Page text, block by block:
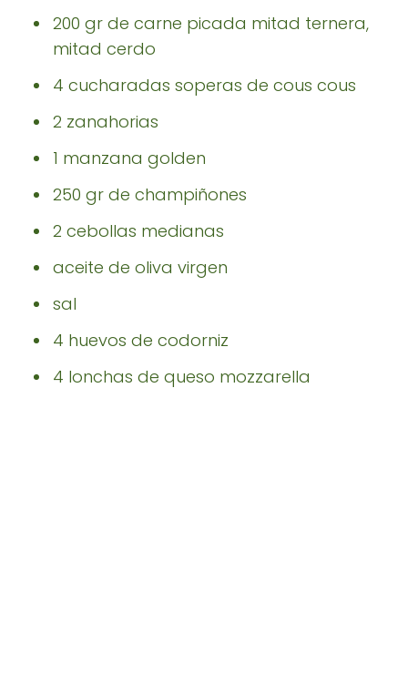
200 gr de carne picada mitad ternera,
mitad cerdo
4 cucharadas soperas de cous cous
2 zanahorias
1 manzana golden
250 gr de champiñones
2 cebollas medianas
aceite de oliva virgen
sal
4 huevos de codorniz
4 lonchas de queso mozzarella